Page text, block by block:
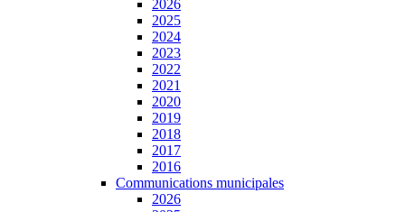
2026
2025
2024
2023
2022
2021
2020
2019
2018
2017
2016
Communications municipales
2026